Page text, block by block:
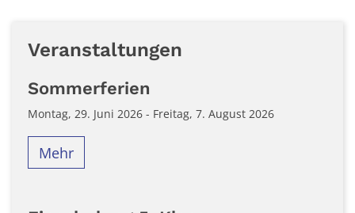
Veranstaltungen
Sommerferien
Montag, 29. Juni 2026 - Freitag, 7. August 2026
Mehr